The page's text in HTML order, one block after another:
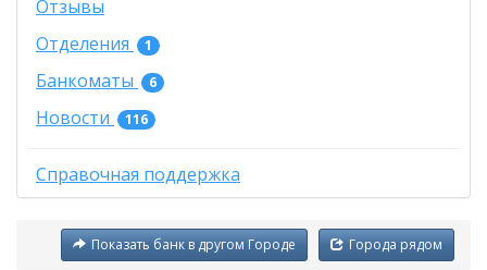
Отзывы
Отделения
1
Банкоматы 6
Новости 116
Справочная поддержка
Города рядом
Показать банк в другом Городе